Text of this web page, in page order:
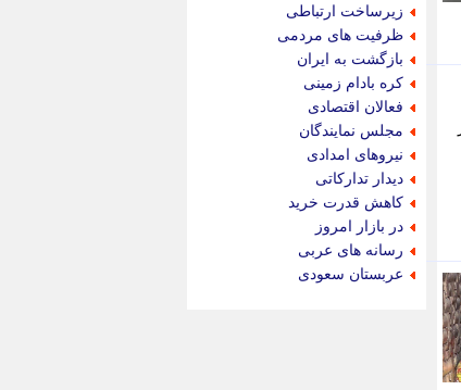
زیرساخت ارتباطی
ظرفیت های مردمی
بازگشت به ایران
کره بادام زمینی
فعالان اقتصادی
مجلس نمایندگان
نیروهای امدادی
دیدار تدارکاتی
کاهش قدرت خرید
در بازار امروز
رسانه های عربی
عربستان سعودی